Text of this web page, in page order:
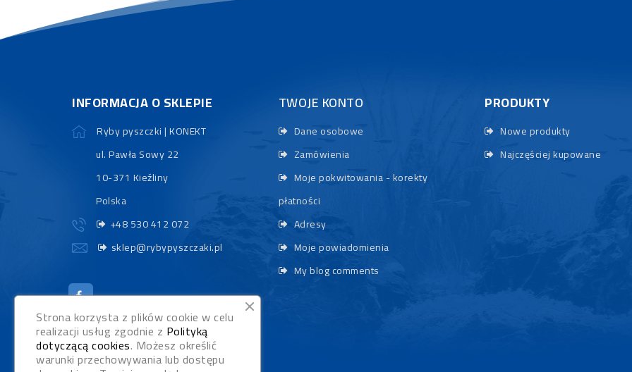
INFORMACJA O SKLEPIE
Ryby pyszczki | KONEKT
ul. Pawła Sowy 22
10-371 Kieźliny
Polska
+48 530 412 072
sklep@rybypyszczaki.pl
TWOJE KONTO
Dane osobowe
Zamówienia
Moje pokwitowania - korekty
płatności
Adresy
Moje powiadomienia
My blog comments
PRODUKTY
Nowe produkty
Najczęściej kupowane
Strona korzysta z plików cookie w celu
realizacji usług zgodnie z Polityką
dotyczącą cookies. Możesz określić
warunki przechowywania lub dostępu